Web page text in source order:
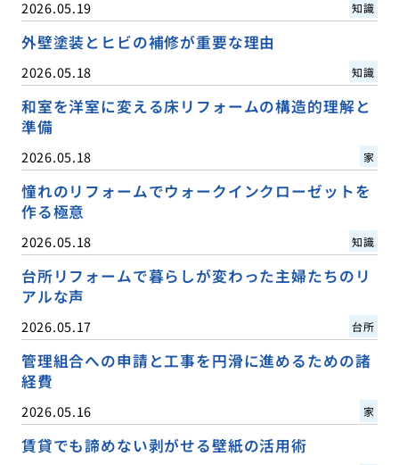
2026.05.19 知識
外壁塗装とヒビの補修が重要な理由
2026.05.18 知識
和室を洋室に変える床リフォームの構造的理解と
準備
2026.05.18 家
憧れのリフォームでウォークインクローゼットを
作る極意
2026.05.18 知識
台所リフォームで暮らしが変わった主婦たちのリ
アルな声
2026.05.17 台所
管理組合への申請と工事を円滑に進めるための諸
経費
2026.05.16 家
賃貸でも諦めない剥がせる壁紙の活用術